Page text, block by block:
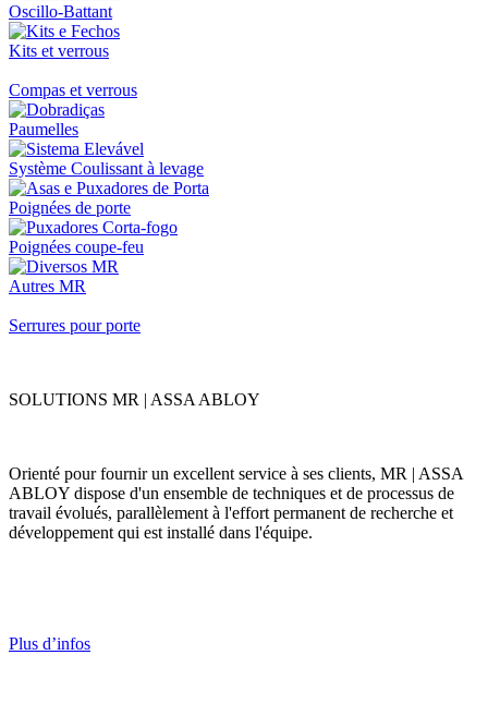
Oscillo-Battant
Kits et verrous
Compas et verrous
Paumelles
Système Coulissant à levage
Poignées de porte
Poignées coupe-feu
Autres MR
Serrures pour porte
SOLUTIONS MR | ASSA ABLOY
Orienté pour fournir un excellent service à ses clients, MR | ASSA
ABLOY dispose d'un ensemble de techniques et de processus de
travail évolués, parallèlement à l'effort permanent de recherche et
développement qui est installé dans l'équipe.
Plus d’infos